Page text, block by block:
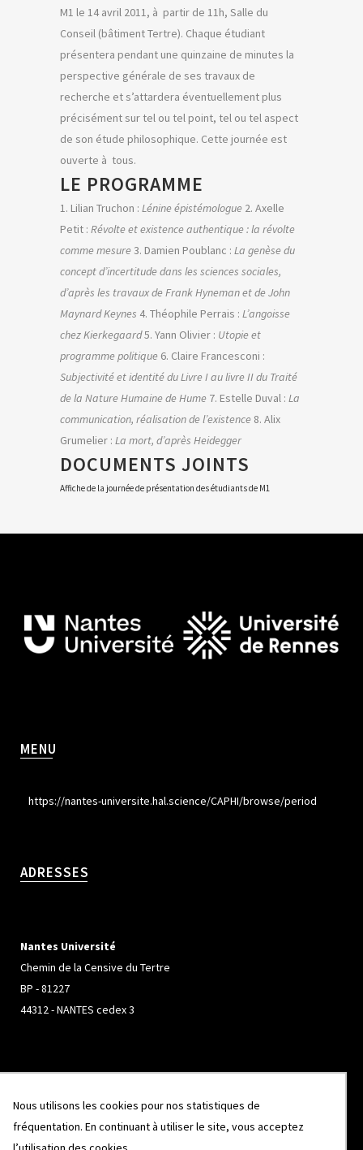
M1 le 14 avril 2011, à partir de 11h, Salle du
Conseil (bâtiment Tertre). Chaque étudiant
présentera pendant une quinzaine de minutes la
perspective générale de ses travaux de
recherche et s’attardera éventuellement plus
précisément sur tel ou tel point, tel ou tel aspect
de son étude philosophique. Cette journée est
ouverte à tous.
LE PROGRAMME
1. Lilian Truchon : Lénine épistémologue 2. Axelle
Petit : Révolte et existence authentique : la révolte
comme mesure3. Damien Poublanc : La genèse du
concept d’incertitude dans les sciences sociales,
d’après les travaux de Frank Hyneman et de John
Maynard Keynes 4. Théophile Perrais : L’angoisse
chez Kierkegaard5. Yann Olivier : Utopie et
programme politique 6. Claire Francesconi :
Subjectivité et identité du Livre I au livre II du Traité
de la Nature Humainede Hume 7. Estelle Duval : La
communication, réalisation de l’existence 8. Alix
Grumelier : La mort, d’après Heidegger
DOCUMENTS JOINTS
Affiche de la journée de présentation des étudiants de M1
MENU
https://nantes-universite.hal.science/CAPHI/browse/period
ADRESSES
Nantes Université
Chemin de la Censive du Tertre
BP - 81227
44312 - NANTES cedex 3
Campus de Beaulieu
263 Avenue Général Leclerc
Nous utilisons les cookies pour nos statistiques de
fréquentation. En continuant à utiliser le site, vous acceptez